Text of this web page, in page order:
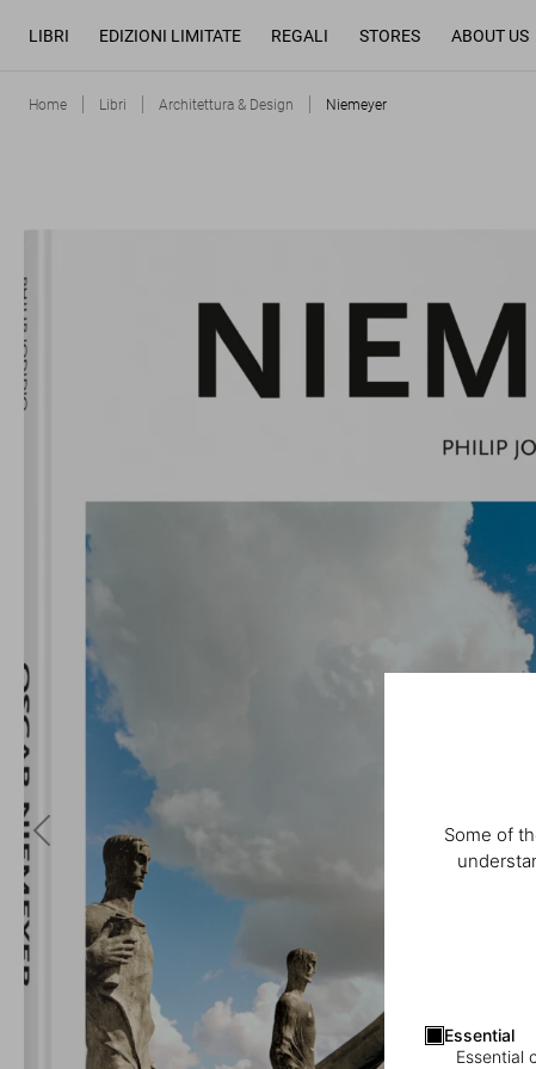
Some of
Essential
Essential
LIBRI EDIZIONI LIMITATE REGALI STORES ABOUT US
Home Libri Architettura & Design Niemeyer